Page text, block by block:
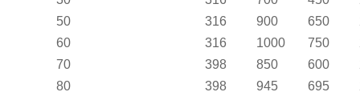
50
316 900 650
60
316 1000 750
70
398 850 600
80
398 945 695